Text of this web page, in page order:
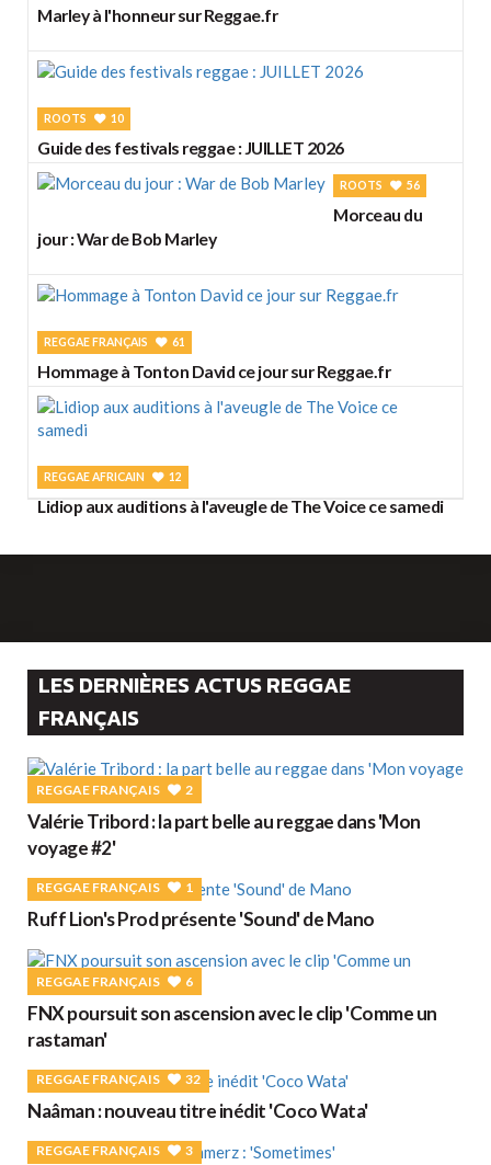
Marley à l'honneur sur Reggae.fr
ROOTS 10
Guide des festivals reggae : JUILLET 2026
ROOTS 56
Morceau du
jour : War de Bob Marley
REGGAE FRANÇAIS 61
Hommage à Tonton David ce jour sur Reggae.fr
REGGAE AFRICAIN 12
Lidiop aux auditions à l'aveugle de The Voice ce samedi
LES DERNIÈRES ACTUS REGGAE
FRANÇAIS
REGGAE FRANÇAIS 2
Valérie Tribord : la part belle au reggae dans 'Mon
voyage #2'
REGGAE FRANÇAIS 1
Ruff Lion's Prod présente 'Sound' de Mano
REGGAE FRANÇAIS 6
FNX poursuit son ascension avec le clip 'Comme un
rastaman'
REGGAE FRANÇAIS 32
Naâman : nouveau titre inédit 'Coco Wata'
REGGAE FRANÇAIS 3